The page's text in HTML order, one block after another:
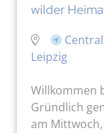
wilder
Leipzig
Willkommen
Gründlich
am